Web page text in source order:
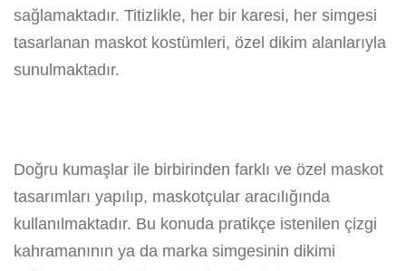
sağlamaktadır. Titizlikle, her bir karesi, her simgesi
tasarlanan maskot kostümleri, özel dikim alanlarıyla
sunulmaktadır.
Doğru kumaşlar ile birbirinden farklı ve özel maskot
tasarımları yapılıp, maskotçular aracılığında
kullanılmaktadır. Bu konuda pratikçe istenilen çizgi
kahramanının ya da marka simgesinin dikimi